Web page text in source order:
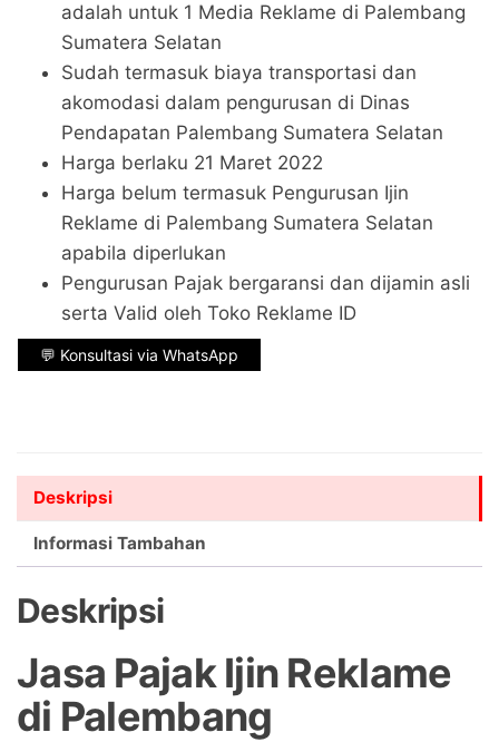
adalah untuk 1 Media Reklame di Palembang
Sumatera Selatan
Sudah termasuk biaya transportasi dan
akomodasi dalam pengurusan di Dinas
Pendapatan Palembang Sumatera Selatan
Harga berlaku 21 Maret 2022
Harga belum termasuk Pengurusan Ijin
Reklame di Palembang Sumatera Selatan
apabila diperlukan
Pengurusan Pajak bergaransi dan dijamin asli
serta Valid oleh Toko Reklame ID
💬 Konsultasi via WhatsApp
Deskripsi
Informasi Tambahan
Deskripsi
Jasa Pajak Ijin Reklame
di Palembang